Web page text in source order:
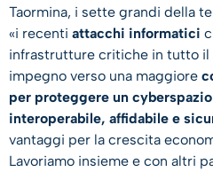
Taormina, i sette grandi della
«i recenti attacchi informatici
infrastrutture critiche in tutto il
impegno verso una maggiore
per proteggere un
interoperabile, affidabile e
vantaggi per la crescita
Lavoriamo insieme e con altri